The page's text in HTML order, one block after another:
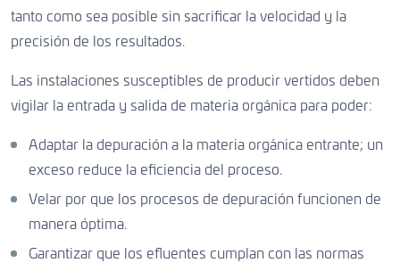
tanto como sea posible sin sacrificar la velocidad y la
precisión de los resultados.
Las instalaciones susceptibles de producir vertidos deben
vigilar la entrada y salida de materia orgánica para poder:
Adaptar la depuración a la materia orgánica entrante; un
exceso reduce la eficiencia del proceso.
Velar por que los procesos de depuración funcionen de
manera óptima.
Garantizar que los efluentes cumplan con las normas